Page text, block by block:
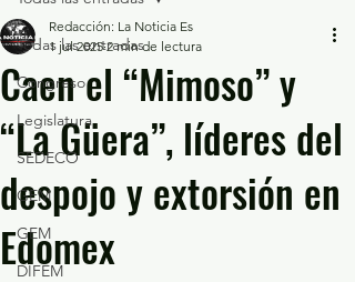
Todas las entradas
Congreso
Legislatura
SEDECO
GEM
GEM
DIFEM
Caen el “Mimoso” y
“La Güera”, líderes del
despojo y extorsión en
Edomex
Redacción: La Noticia Es
1 jul 2025 2 min de lectura